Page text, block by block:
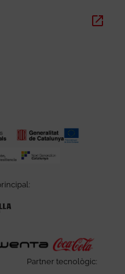
EN NUEVA VENTANA
nueva ventanaAbre en nueva
Partner tecnològic: